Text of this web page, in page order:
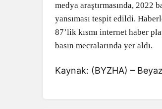
medya araştırmasında, 2022
yansıması tespit edildi.
87’lik kısmı internet haber
basın mecralarında yer aldı.
Kaynak: (BYZHA) –